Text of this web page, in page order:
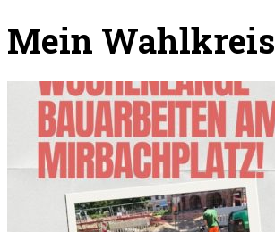
Mein Wahlkreis